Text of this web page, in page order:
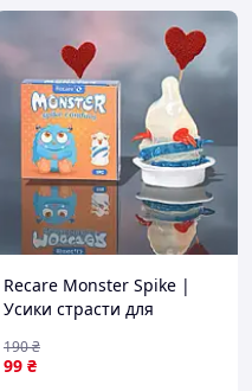
Recare Monster Spike |
Усики страсти для
шт Цвет - Синий
99 ₴
190₴